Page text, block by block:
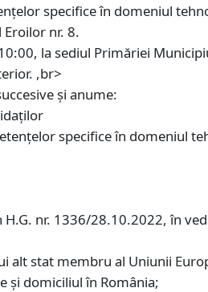
specifice în domeniul
nr. 8.
la sediul Primăriei
,br>
şi anume:
specifice în domeniul
nr. 1336/28.10.2022, în
alt stat membru al Uniunii
și domiciliul în România;